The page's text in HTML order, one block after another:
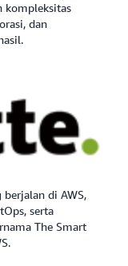
kompleksitas
dan
di AWS,
serta
The Smart